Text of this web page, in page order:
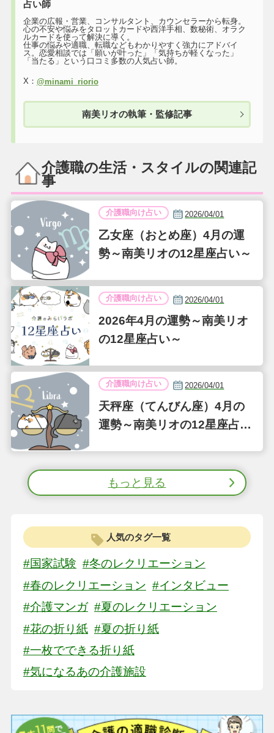
占い師
企業の広報・営業、コンサルタント、カウンセラーから転身。
心の不安や悩みをタロットカードや西洋手相、数秘術、オラク
ルカードを使って解決に導く。
仕事の悩みや適職、転職などもわかりやすく強力にアドバイ
ス。恋愛相談では「願いが叶った」「気持ちが軽くなった」
「当たる」という口コミ多数の人気占い師。
X： @minami_riorio
南美リオの執筆・監修記事
介護職の生活・スタイルの関連記
事
介護職向け占い 2026/04/01
乙女座（おとめ座）4月の運
勢～南美リオの12星座占い～
介護職向け占い 2026/04/01
2026年4月の運勢～南美リオ
の12星座占い～
介護職向け占い 2026/04/01
天秤座（てんびん座）4月の
運勢～南美リオの12星座占い
もっと見る
人気のタグ一覧
#国家試験 #冬のレクリエーション
#春のレクリエーション #インタビュー
#介護マンガ #夏のレクリエーション
#花の折り紙 #夏の折り紙
#一枚でできる折り紙
#気になるあの介護施設